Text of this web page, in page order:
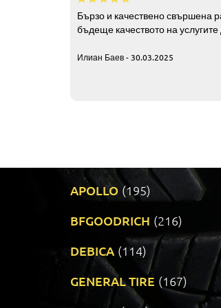
Бързо и качествено свършена
бъдеще качеството на
Илиан Баев - 30.03.2025
APOLLO (195)
BFGOODRICH (216)
DEBICA (114)
GENERAL TIRE (167)